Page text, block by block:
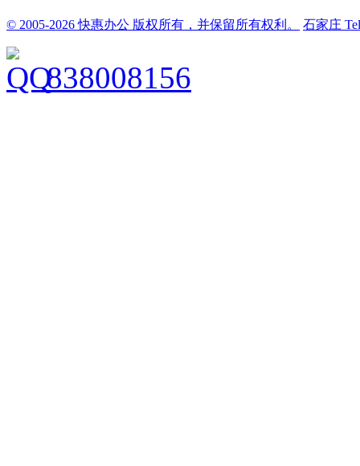
© 2005-2026 快惠办公 版权所有，并保留所有权利。 石家庄
838008156